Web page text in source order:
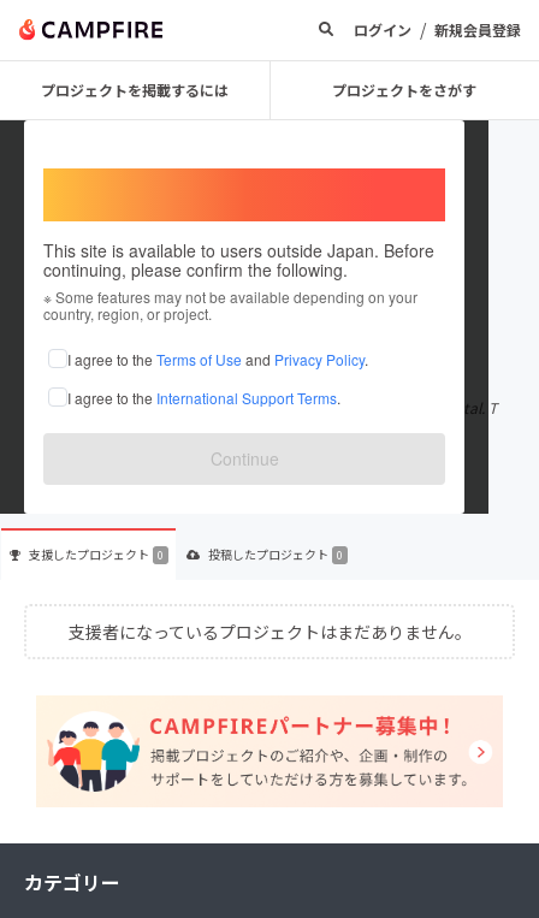
ログイン / 新規会員登録
プロジェクトを掲載するには プロジェクトをさがす
This site is available to users outside Japan. Before
continuing, please confirm the following.
※ Some features may not be available depending on your
country, region, or project.
I agree to the Terms of Use and Privacy Policy.
I agree to the International Support Terms.
Continue
rhpharmacy
在住国：オーストラリア連邦
出身国：オーストラリア連邦
Fertility treatment is emotionally, physically, and financially brutal. T
he last thing you もっと見る
支援したプロジェクト 0 投稿したプロジェクト 0
支援者になっているプロジェクトはまだありません。
カテゴリー